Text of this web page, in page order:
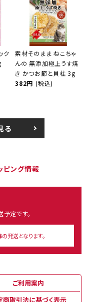
ク
素材そのまま ねこちゃ
んの 無添加極上うす焼
き かつお節と貝柱 3g
382円 (税込)
る
ピング情報
予定です。
発送となります。
ご利用案内
商取引法に基づく表示